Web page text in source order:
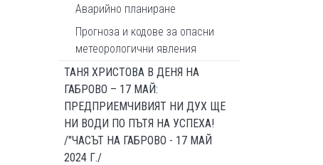
Аварийно планиране
Прогноза и кодове за опасни
метеорологични явления
ТАНЯ ХРИСТОВА В ДЕНЯ НА
ГАБРОВО – 17 МАЙ:
ПРЕДПРИЕМЧИВИЯТ НИ ДУХ ЩЕ
НИ ВОДИ ПО ПЪТЯ НА УСПЕХА!
/"ЧАСЪТ НА ГАБРОВО - 17 МАЙ
2024 Г./